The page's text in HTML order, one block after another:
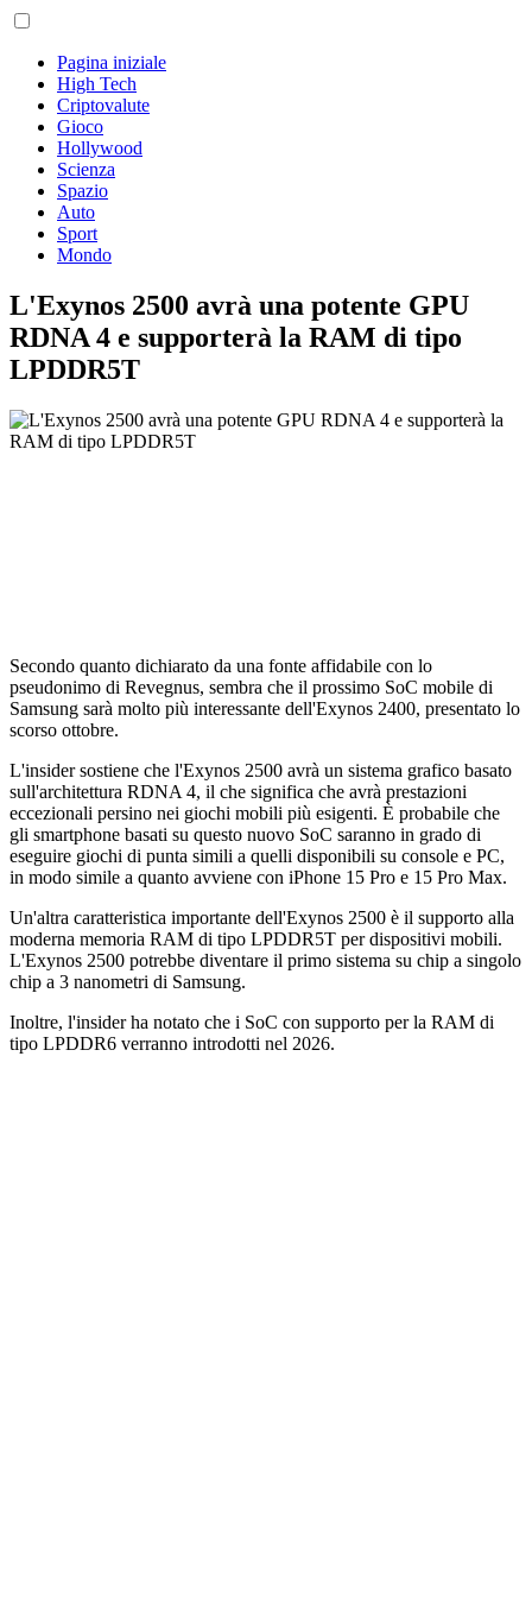
Pagina iniziale
High Tech
Criptovalute
Gioco
Hollywood
Scienza
Spazio
Auto
Sport
Mondo
L'Exynos 2500 avrà una potente GPU
RDNA 4 e supporterà la RAM di tipo
LPDDR5T
Secondo quanto dichiarato da una fonte affidabile con lo
pseudonimo di Revegnus, sembra che il prossimo SoC mobile di
Samsung sarà molto più interessante dell'Exynos 2400, presentato lo
scorso ottobre.
L'insider sostiene che l'Exynos 2500 avrà un sistema grafico basato
sull'architettura RDNA 4, il che significa che avrà prestazioni
eccezionali persino nei giochi mobili più esigenti. È probabile che
gli smartphone basati su questo nuovo SoC saranno in grado di
eseguire giochi di punta simili a quelli disponibili su console e PC,
in modo simile a quanto avviene con iPhone 15 Pro e 15 Pro Max.
Un'altra caratteristica importante dell'Exynos 2500 è il supporto alla
moderna memoria RAM di tipo LPDDR5T per dispositivi mobili.
L'Exynos 2500 potrebbe diventare il primo sistema su chip a singolo
chip a 3 nanometri di Samsung.
Inoltre, l'insider ha notato che i SoC con supporto per la RAM di
tipo LPDDR6 verranno introdotti nel 2026.